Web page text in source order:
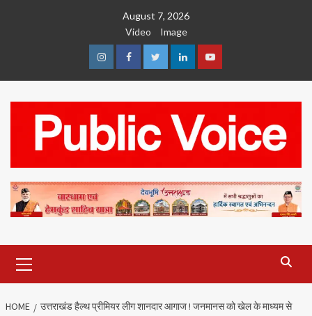
August 7, 2026
Video
Image
InstagramFacebookTwitterLinkedinYoutube
Menu
HOME
उत्तराखंड हैल्थ प्रीमियर लीग शानदार आगाज ! जनमानस को खेल के माध्यम से